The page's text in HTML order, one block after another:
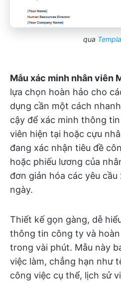
qua
Mẫu xác minh nhân viên
lựa chọn hoàn hảo cho
dụng cần một cách
cậy để xác minh thông
viên hiện tại hoặc cựu
đang xác nhận tiêu đề
hoặc phiếu lương của
đơn giản hóa các yêu
ngày.
Thiết kế gọn gàng, dễ
thông tin công ty và
trong vài phút. Mẫu này
việc làm, chẳng hạn như
công việc cụ thể, lịch sử